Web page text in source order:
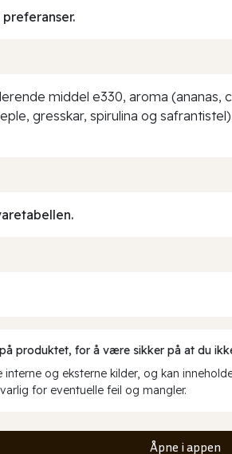
middel e330, aroma
gresskar, spirulina og
produktet, for å være sikker på at du
og eksterne kilder, og kan
for eventuelle feil og mangler.
Åpne i appen